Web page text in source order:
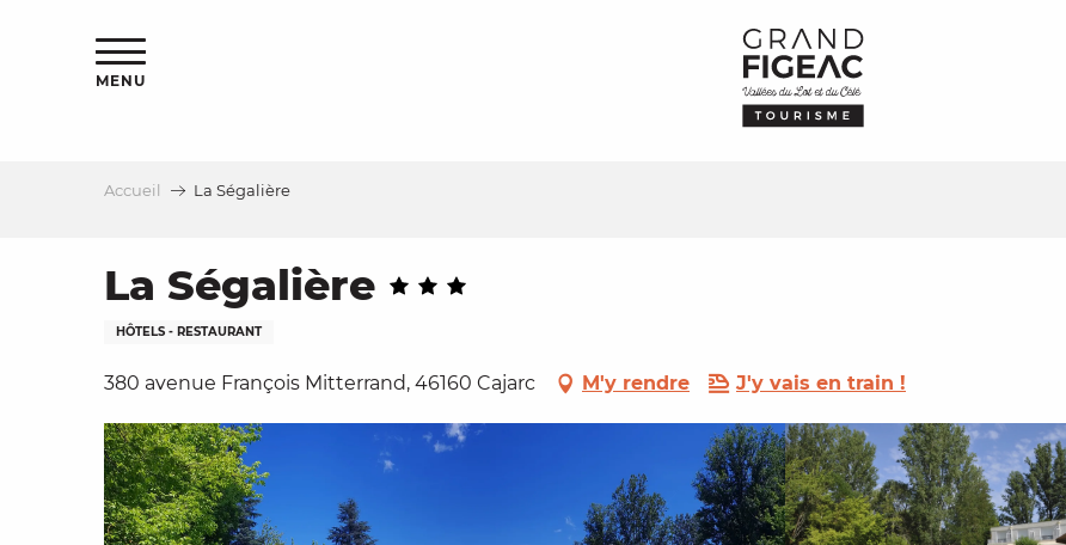
MENU
Accueil La Ségalière
La Ségalière
HÔTELS - RESTAURANT
380 avenue François Mitterrand, 46160 Cajarc M'y rendre J'y vais en train !